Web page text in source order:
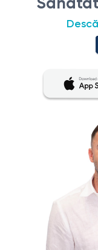
(la
diabet zaharat
răcirea pielii la
utilizarea
evitarea apei
evitarea
evitarea
evitarea
https://
https://
https://
https://